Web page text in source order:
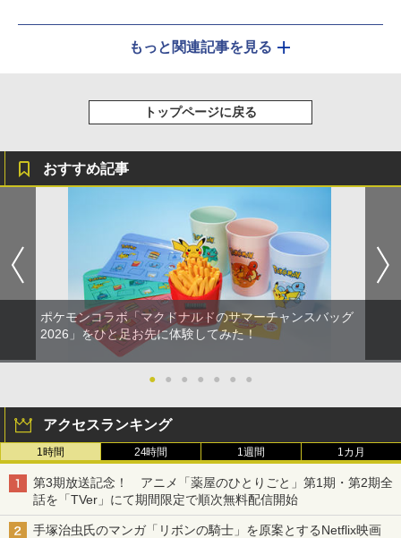
もっと関連記事を見る
トップページに戻る
おすすめ記事
ポケモンコラボ「マクドナルドのサマーチャンスバッグ
2026」をひと足お先に体験してみた！
● ● ● ● ● ● ●
アクセスランキング
1時間 24時間 1週間 1カ月
第3期放送記念！ アニメ「薬屋のひとりごと」第1期・第2期全
話を「TVer」にて期間限定で順次無料配信開始
手塚治虫氏のマンガ「リボンの騎士」を原案とするNetflix映画